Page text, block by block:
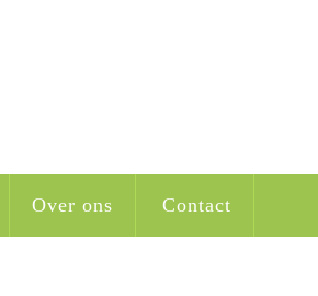
Over ons Contact